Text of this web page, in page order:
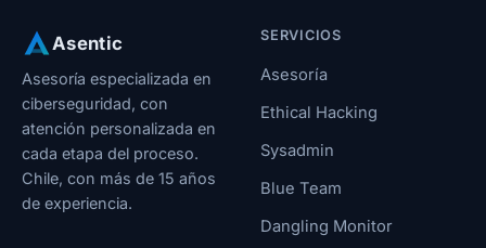
Asentic
Asesoría especializada en
ciberseguridad, con
atención personalizada en
cada etapa del proceso.
Chile, con más de 15 años
de experiencia.
SERVICIOS
Asesoría
Ethical Hacking
Sysadmin
Blue Team
Dangling Monitor